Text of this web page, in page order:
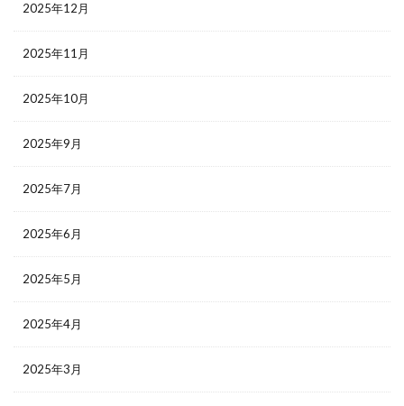
2025年12月
2025年11月
2025年10月
2025年9月
2025年7月
2025年6月
2025年5月
2025年4月
2025年3月